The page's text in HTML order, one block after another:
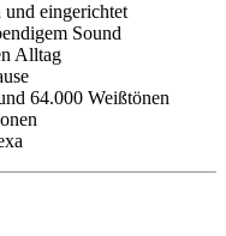
und eingerichtet
Sound
Alltag
64.000 Weißtönen